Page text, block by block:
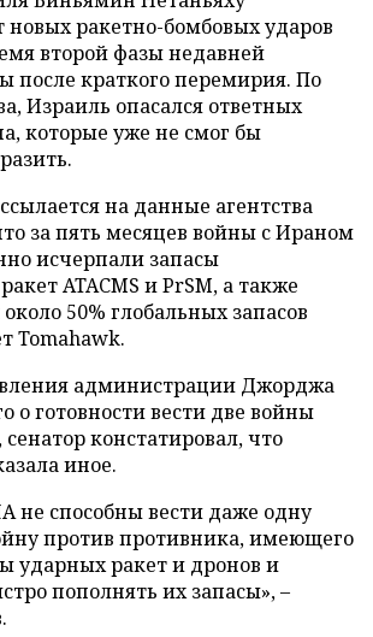
новых ракетно-бомбовых ударов
второй фазы недавней
после краткого перемирия. По
Израиль опасался ответных
которые уже не смог бы
на данные агентства
за пять месяцев войны с Ираном
исчерпали запасы
ATACMS и PrSM, а также
50% глобальных запасов
Tomahawk.
администрации Джорджа
готовности вести две войны
констатировал, что
иное.
не способны вести даже одну
против противника, имеющего
ударных ракет и дронов и
пополнять их запасы», –